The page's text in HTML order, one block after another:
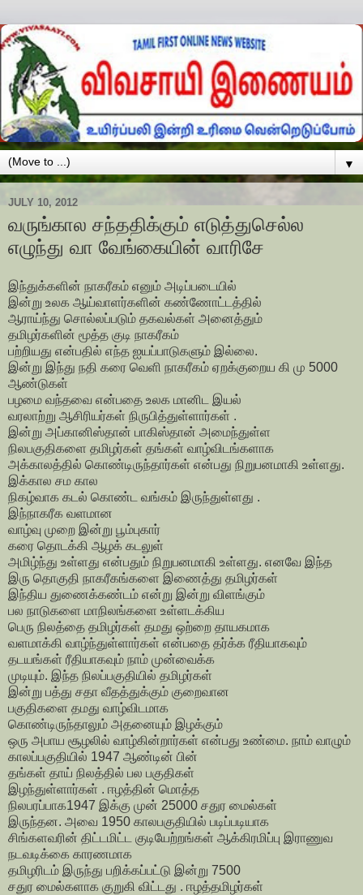
▼
JULY 10, 2012
வருங்கால சந்ததிக்கும் எடுத்துசெல்ல
எழுந்து வா வேங்கையின் வாரிசே
இந்துக்களின் நாகரீகம் எனும் அடிப்படையில்
இன்று உலக ஆய்வாளர்களின் கண்ணோட்டத்தில்
ஆராய்ந்து சொல்லப்படும் தகவல்கள் அனைத்தும்
தமிழர்களின் மூத்த குடி நாகரீகம்
பற்றியது என்பதில் எந்த ஐயப்பாடுகளும் இல்லை.
இன்று இந்து நதி கரை வெளி நாகரீகம் ஏறக்குறைய கி மு 5000
ஆண்டுகள்
பழமை வந்தவை என்பதை உலக மானிட இயல்
வரலாற்று ஆசிரியர்கள் நிருபித்துள்ளார்கள் .
இன்று அப்கானிஸ்தான் பாகிஸ்தான் அமைந்துள்ள
நிலபகுதிகளை தமிழர்கள் தங்கள் வாழ்விடங்களாக
அக்காலத்தில் கொண்டிருந்தார்கள் என்பது நிறுபனமாகி உள்ளது.
இக்கால சம கால
நிகழ்வாக கடல் கொண்ட வங்கம் இருந்துள்ளது .
இந்நாகரீக வளமான
வாழ்வு முறை இன்று பூம்புகார்
கரை தொடக்கி ஆழக் கடலுள்
அமிழ்ந்து உள்ளது என்பதும் நிறுபனமாகி உள்ளது. எனவே இந்த
இரு தொகுதி நாகரீகங்களை இணைத்து தமிழர்கள்
இந்திய துணைக்கண்டம் என்று இன்று விளங்கும்
பல நாடுகளை மாநிலங்களை உள்ளடக்கிய
பெரு நிலத்தை தமிழர்கள் தமது ஒற்றை தாயகமாக
வளமாக்கி வாழ்ந்துள்ளார்கள் என்பதை தர்க்க ரீதியாகவும்
தடயங்கள் ரீதியாகவும் நாம் முன்வைக்க
முடியும். இந்த நிலப்பகுதியில் தமிழர்கள்
இன்று பத்து சதா வீதத்துக்கும் குறைவான
பகுதிகளை தமது வாழ்விடமாக
கொண்டிருந்தாலும் அதனையும் இழக்கும்
ஒரு அபாய சூழலில் வாழ்கின்றார்கள் என்பது உண்மை. நாம் வாழும்
காலப்பகுதியில் 1947 ஆண்டின் பின்
தங்கள் தாய் நிலத்தில் பல பகுதிகள்
இழந்துள்ளார்கள் . ஈழத்தின் மொத்த
நிலபரப்பாக1947 இக்கு முன் 25000 சதுர மைல்கள்
இருந்தன. அவை 1950 காலபகுதியில் படிப்படியாக
சிங்களவரின் திட்டமிட்ட குடியேற்றங்கள் ஆக்கிரமிப்பு இராணுவ
நடவடிக்கை காரணமாக
தமிழரிடம் இருந்து பறிக்கப்பட்டு இன்று 7500
சதுர மைல்களாக குறுகி விட்டது . ஈழத்தமிழர்கள்